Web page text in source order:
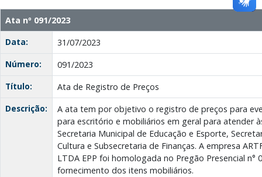
Ata nº 091/2023
Data:
31/07/2023
Número:
091/2023
Título:
Ata de Registro de Preços
Descrição:
A ata tem por objetivo o registro de preços para
para escritório e mobiliários em geral para atender
Secretaria Municipal de Educação e Esporte,
Cultura e Subsecretaria de Finanças. A empresa
LTDA EPP foi homologada no Pregão Presencial n°
fornecimento dos itens mobiliários.